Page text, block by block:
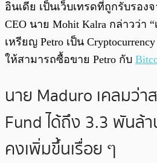
อินเดีย เป็นเว็บเทรดที่ถูกรับรองจ
CEO นาย Mohit Kalra กล่าวว่า
เหรียญ Petro เป็น
ให้สามารถซื้อขาย Petro กับ
นาย Maduro เคลมว่า
Fund ได้ถึง 3.3 พันล้
คงเพิ่มขึ้นเรื่อย ๆ